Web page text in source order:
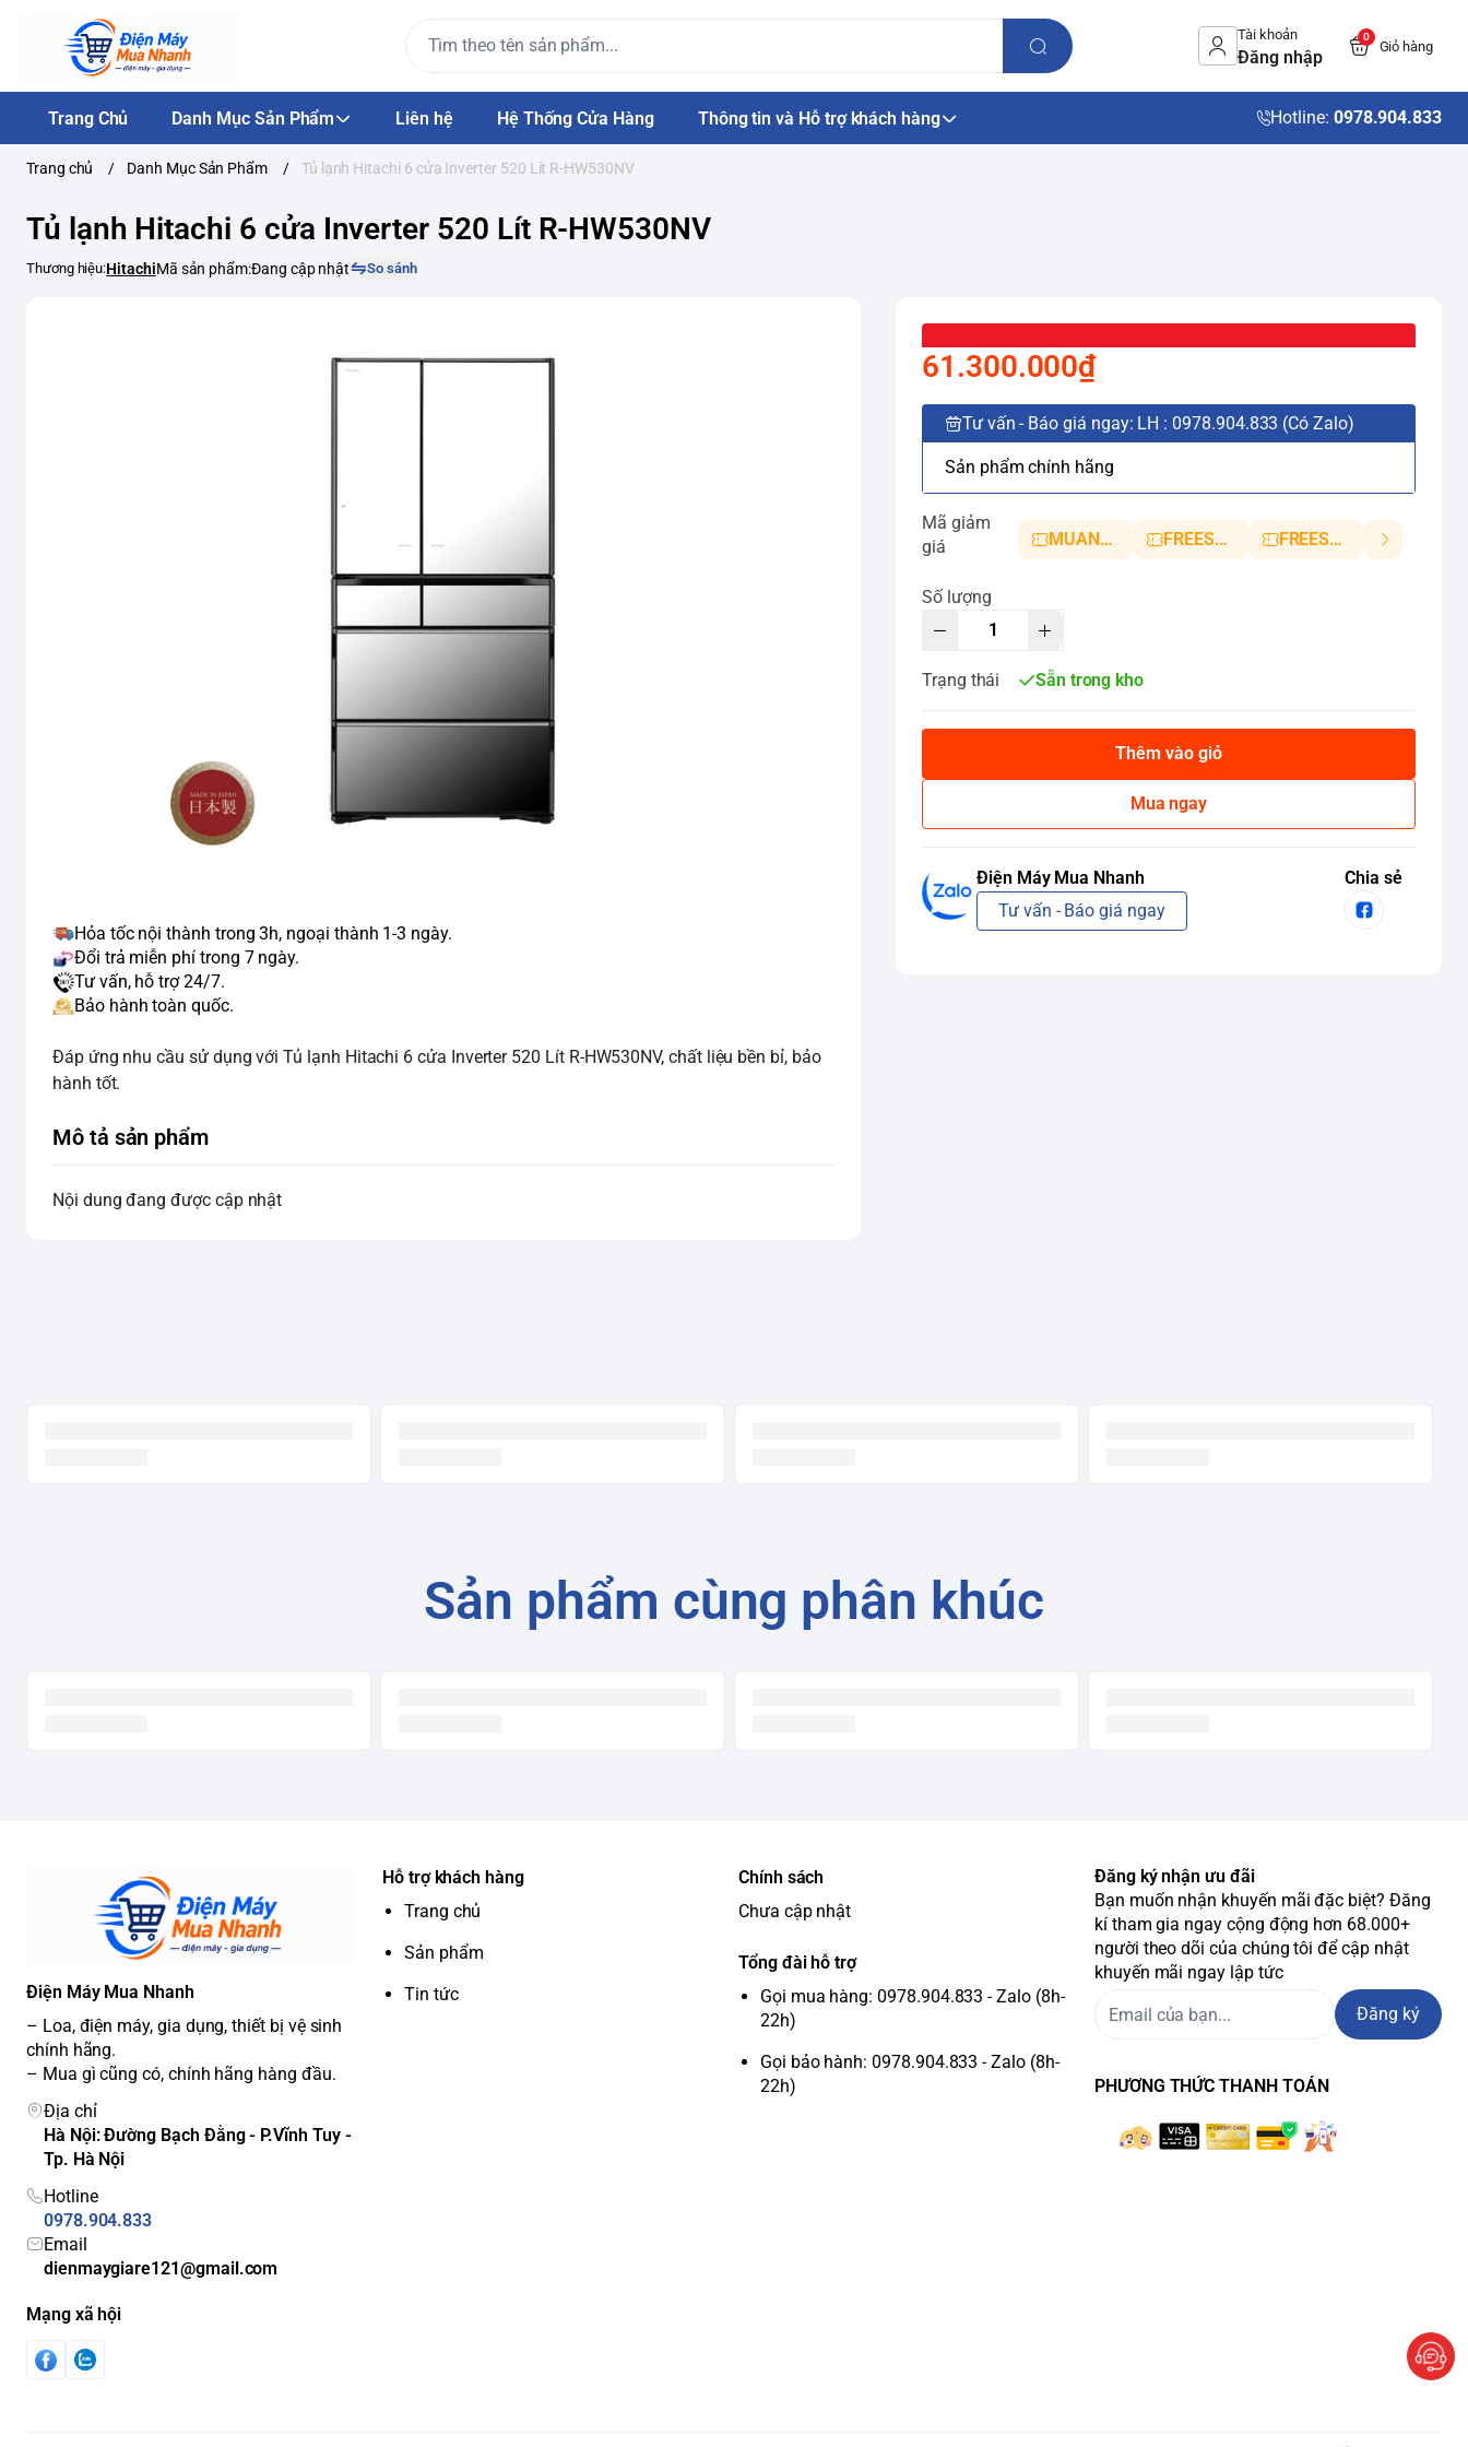
Tài khoản
Đăng nhập
0
Giỏ hàng
Trang Chủ Danh Mục Sản Phẩm Liên hệ Hệ Thống Cửa Hàng Thông tin và Hỗ trợ khách hàng Hotline: 0978.904.833
Trang chủ / Danh Mục Sản Phẩm / Tủ lạnh Hitachi 6 cửa Inverter 520 Lít R-HW530NV
Tủ lạnh Hitachi 6 cửa Inverter 520 Lít R-HW530NV
Thương hiệu:HitachiMã sản phẩm:Đang cập nhật So sánh
61.300.000₫
Tư vấn - Báo giá ngay: LH : 0978.904.833 (Có Zalo)
Sản phẩm chính hãng
Mã giảm
giá
MUANHANH01 FREESHIP5 FREESHIP10
Số lượng
Trạng thái Sẵn trong kho
Thêm vào giỏ
Mua ngay
Điện Máy Mua Nhanh
Tư vấn - Báo giá ngay
Chia sẻ
Hỏa tốc nội thành trong 3h, ngoại thành 1-3 ngày.
Đổi trả miễn phí trong 7 ngày.
Tư vấn, hỗ trợ 24/7.
Bảo hành toàn quốc.
Đáp ứng nhu cầu sử dụng với Tủ lạnh Hitachi 6 cửa Inverter 520 Lít R-HW530NV, chất liệu bền bỉ, bảo
hành tốt.
Mô tả sản phẩm
Nội dung đang được cập nhật
Sản phẩm cùng phân khúc
Điện Máy Mua Nhanh
– Loa, điện máy, gia dụng, thiết bị vệ sinh
chính hãng.
– Mua gì cũng có, chính hãng hàng đầu.
Địa chỉ
Hà Nội: Đường Bạch Đằng - P.Vĩnh Tuy -
Tp. Hà Nội
Hotline
0978.904.833
Email
dienmaygiare121@gmail.com
Mạng xã hội
Hỗ trợ khách hàng
Trang chủ
Sản phẩm
Tin tức
Chính sách
Chưa cập nhật
Tổng đài hỗ trợ
Gọi mua hàng: 0978.904.833 - Zalo (8h-
22h)
Gọi bảo hành: 0978.904.833 - Zalo (8h-
22h)
Đăng ký nhận ưu đãi
Bạn muốn nhận khuyến mãi đặc biệt? Đăng
kí tham gia ngay cộng động hơn 68.000+
người theo dõi của chúng tôi để cập nhật
khuyến mãi ngay lập tức
Đăng ký
PHƯƠNG THỨC THANH TOÁN